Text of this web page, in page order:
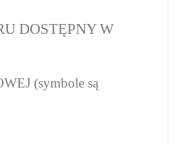
DOSTĘPNY W
(symbole są